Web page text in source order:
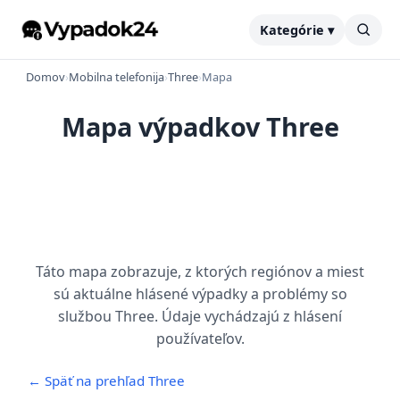
Kategórie ▾
Domov›Mobilna telefonija›Three›Mapa
Mapa výpadkov Three
Táto mapa zobrazuje, z ktorých regiónov a miest
sú aktuálne hlásené výpadky a problémy so
službou Three. Údaje vychádzajú z hlásení
používateľov.
← Späť na prehľad Three